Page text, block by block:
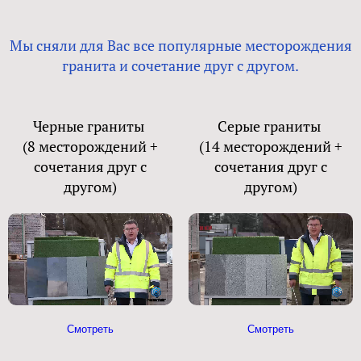
Мы сняли для Вас все популярные месторождения
гранита и сочетание друг с другом.
Черные граниты
(8 месторождений +
сочетания друг с
другом)
Смотреть
Серые граниты
(14 месторождений +
сочетания друг с
другом)
Смотреть